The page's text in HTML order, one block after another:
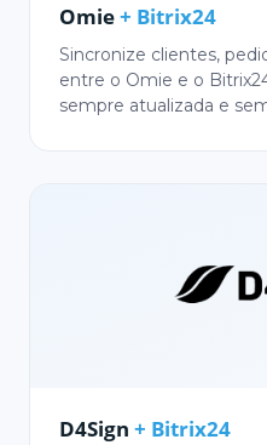
Omie+ Bitrix24
Sincronize clientes,
entre o Omie e o
sempre atualizada e
D4Sign + Bitrix24